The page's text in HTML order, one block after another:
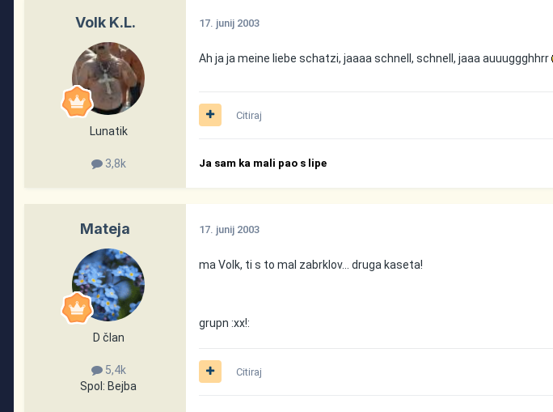
Volk K.L.
Lunatik
3,8k
17. junij 2003
Ah ja ja meine liebe schatzi, jaaaa schnell, schnell, jaaa auuuggghhrr
Citiraj
Ja sam ka mali pao s lipe
Mateja
D član
5,4k
Spol: Bejba
17. junij 2003
ma Volk, ti s to mal zabrklov... druga kaseta!
grupn :xx!:
Citiraj